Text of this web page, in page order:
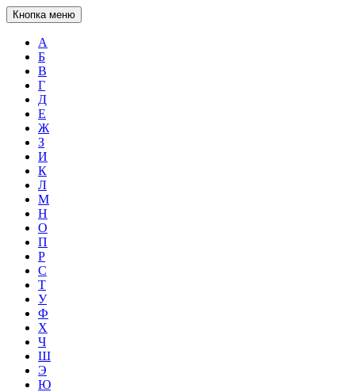
Кнопка меню
А
Б
В
Г
Д
Е
Ж
З
И
К
Л
М
Н
О
П
Р
С
Т
У
Ф
Х
Ч
Ш
Э
Ю